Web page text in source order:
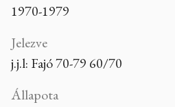
1970-1979
Jelezve
j.j.l: Fajó 70-79 60/70
Állapota